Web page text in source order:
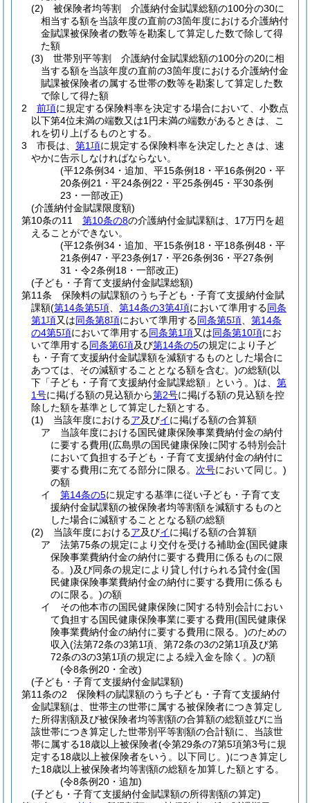
(2)
被保険者均等割 介護納付金賦課総額の100分の30に
相当する額を当該年度の直前の3箇年度における介護納付
金賦課被保険者の数等を勘案して算定した数で除して得
た額
(3)
世帯別平等割 介護納付金賦課総額の100分の20に相
当する額を当該年度の直前の3箇年度における介護納付金
賦課被保険者の属する世帯の数等を勘案して算定した数
で除して得た額
2
前項に規定する保険料率を決定する場合において、小数点
以下第4位未満の端数又は1円未満の端数があるときは、こ
れを切り上げるものとする。
3
市長は、 第1項に規定する保険料率を決定したときは、速
やかに告示しなければならない。
(平12条例34・追加、平15条例18・平16条例20・平
20条例21・平24条例22・平25条例45・平30条例
23・一部改正)
(介護納付金賦課限度額)
第10条の11
第10条の8の介護納付金賦課額は、17万円を超
えることができない。
(平12条例34・追加、平15条例18・平18条例48・平
21条例47・平23条例17・平26条例36・平27条例
31・令2条例18・一部改正)
(子ども・子育て支援納付金賦課総額)
第11条
保険料の賦課額のうち子ども・子育て支援納付金賦
課額(第14条第5項 第14条の3第4項において準用する同条
第1項又は同条第8項において準用する同条第5項
第14条
の4第5項において準用する同条第1項又は同条第10項にお
いて準用する同条第6項及び第14条の5の規定により子ど
も・子育て支援納付金賦課額を減額するものとした場合に
あつては、その減額することとなる額を含む。)の総額(以
下「子ども・子育て支援納付金賦課総額」という。)は、 第
1号に掲げる額の見込額から第2号に掲げる額の見込額を控
除した額を基準として算定した額とする。
(1)
当該年度におけるア及びイに掲げる額の合算額
ア
当該年度における国民健康保険事業費納付金の納付
に要する費用(広島県の国民健康保険に関する特別会計
において負担する子ども・子育て支援納付金の納付に
要する費用に充てる部分に限る。 次号において同じ。)
の額
イ
第14条の5に規定する基準に従い子ども・子育て支
援納付金賦課額の被保険者均等割額を減額するものと
した場合に減額することとなる額の総額
(2)
当該年度におけるア及びイに掲げる額の合算額
ア
法第75条の規定により交付を受ける補助金(国民健康
保険事業費納付金の納付に要する費用に係るものに限
る。)及び同条の規定により貸し付けられる貸付金(国
民健康保険事業費納付金の納付に要する費用に係るも
のに限る。)の額
イ
その他本市の国民健康保険に関する特別会計におい
て負担する国民健康保険事業に要する費用(国民健康保
険事業費納付金の納付に要する費用に限る。)のための
収入(法第72条の3第1項、第72条の3の2第1項及び第
72条の3の3第1項の規定による繰入金を除く。)の額
(令8条例20・全改)
(子ども・子育て支援納付金賦課額)
第11条の2
保険料の賦課額のうち子ども・子育て支援納付
金賦課額は、世帯主の世帯に属する被保険者につき算定し
た所得割額及び被保険者均等割額の合算額の総額並びに当
該世帯につき算定した世帯別平等割額の合計額に、当該世
帯に属する18歳以上被保険者(令第29条の7第5項第3号に規
定する18歳以上被保険者をいう。以下同じ。)につき算定し
た18歳以上被保険者均等割額の総額を加算した額とする。
(令8条例20・追加)
(子ども・子育て支援納付金賦課額の所得割額の算定)